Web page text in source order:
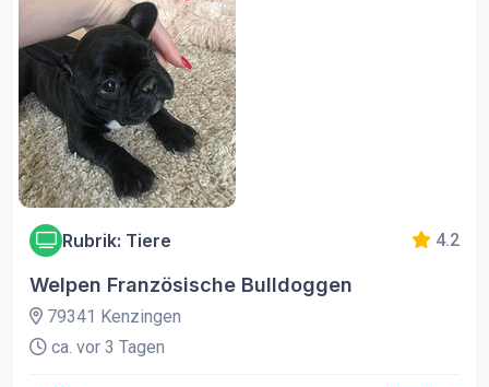
Rubrik: Tiere 4.2
Welpen Französische Bulldoggen
79341 Kenzingen
ca. vor 3 Tagen